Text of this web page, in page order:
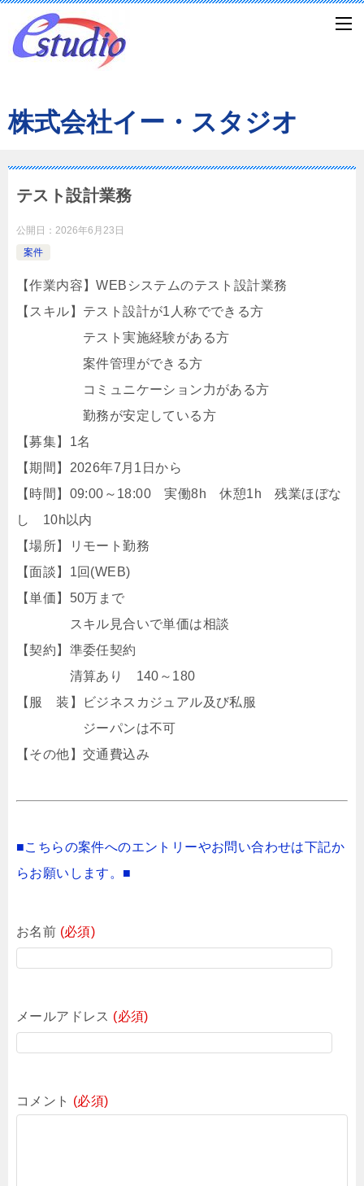
株式会社イー・スタジオ
テスト設計業務
公開日： 2026年6月23日
案件
【作業内容】WEBシステムのテスト設計業務
【スキル】テスト設計が1人称でできる方
テスト実施経験がある方
案件管理ができる方
コミュニケーション力がある方
勤務が安定している方
【募集】1名
【期間】2026年7月1日から
【時間】09:00～18:00 実働8h 休憩1h 残業ほぼな
し 10h以内
【場所】リモート勤務
【面談】1回(WEB)
【単価】50万まで
スキル見合いで単価は相談
【契約】準委任契約
清算あり 140～180
【服 装】ビジネスカジュアル及び私服
ジーパンは不可
【その他】交通費込み
■こちらの案件へのエントリーやお問い合わせは下記か
らお願いします。■
お名前 (必須)
メールアドレス (必須)
コメント (必須)